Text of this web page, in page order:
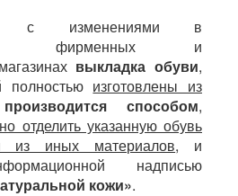
с изменениями в
фирменных и
выкладка обуви,
полностью изготовлены из
производится способом,
отделить указанную обувь
иных материалов, и
надписью
кожи».